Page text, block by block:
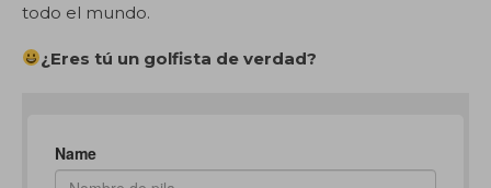
todo el mundo.
¿Eres tú un golfista de verdad?